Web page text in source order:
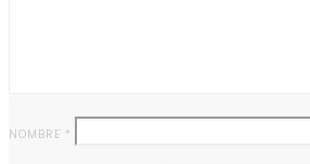
NOMBRE *